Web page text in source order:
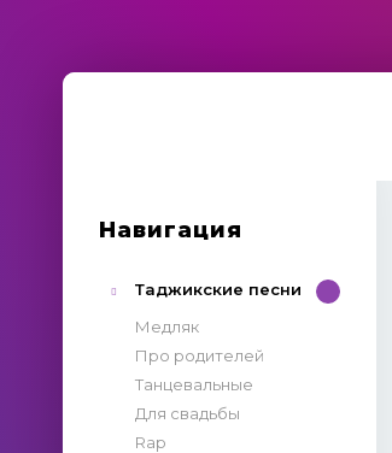
Навигация
Таджикские песни
Медляк
Про родителей
Танцевальные
Для свадьбы
Rap